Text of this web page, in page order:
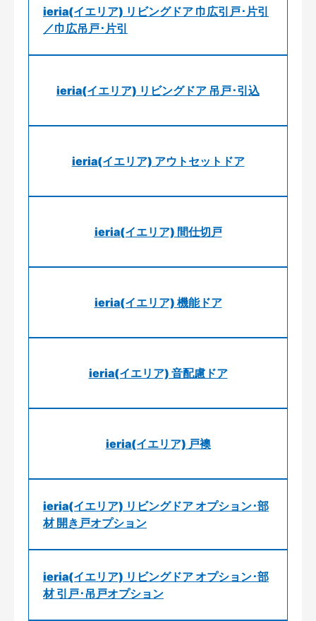
ieria(イエリア) リビングドア 巾広引戸･片引
／巾広吊戸･片引
ieria(イエリア) リビングドア 吊戸･引込
ieria(イエリア) アウトセットドア
ieria(イエリア) 間仕切戸
ieria(イエリア) 機能ドア
ieria(イエリア) 音配慮ドア
ieria(イエリア) 戸襖
ieria(イエリア) リビングドア オプション･部
材 開き戸オプション
ieria(イエリア) リビングドア オプション･部
材 引戸･吊戸オプション